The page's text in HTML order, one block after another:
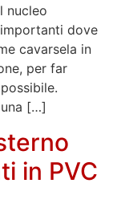
nucleo
dove
cavarsela in
per far
[…]
in PVC